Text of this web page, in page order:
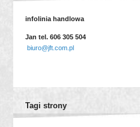
infolinia handlowa
Jan tel. 606 305 504
biuro@jft.com.pl
Tagi strony